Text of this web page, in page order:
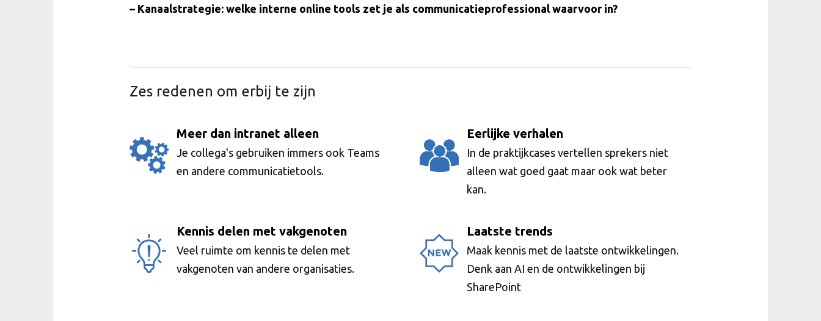
– Kanaalstrategie: welke interne online tools zet je als communicatieprofessional waarvoor in?
Zes redenen om erbij te zijn
Meer dan intranet alleen
Je collega's gebruiken immers ook Teams
en andere communicatietools.
Eerlijke verhalen
In de praktijkcases vertellen sprekers niet
alleen wat goed gaat maar ook wat beter
kan.
Kennis delen met vakgenoten
Veel ruimte om kennis te delen met
vakgenoten van andere organisaties.
Laatste trends
Maak kennis met de laatste ontwikkelingen.
Denk aan AI en de ontwikkelingen bij
SharePoint